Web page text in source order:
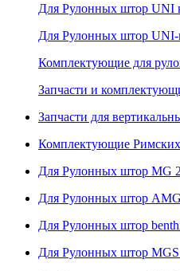
Для Рулонных штор UNI
Для Рулонных штор UNI-
Комплектующие для
Запчасти и
Запчасти для
Комплектующие
Для Рулонных штор MG 2
Для Рулонных штор AMG
Для Рулонных штор
Для Рулонных штор MGS